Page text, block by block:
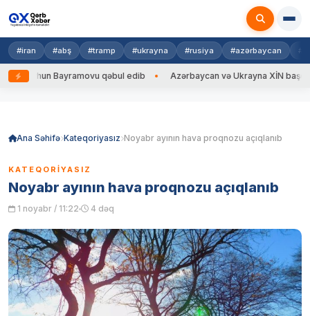
#iran #abş #tramp #ukrayna #rusiya #azərbaycan
Bayramovu qəbul edib Azərbaycan və Ukrayna XİN başçıları
Ana Səhifə Kateqoriyasız Noyabr ayının hava proqnozu açıqlanıb
KATEQORIYASIZ
Noyabr ayının hava proqnozu açıqlanıb
1 noyabr / 11:22 4 dəq